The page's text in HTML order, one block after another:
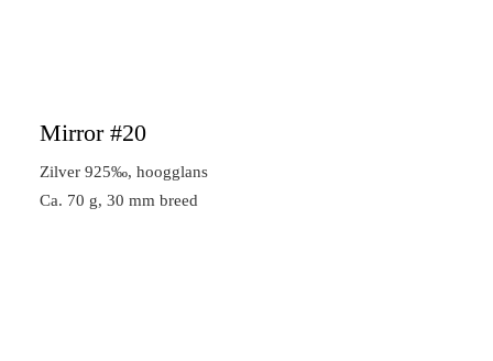
Mirror #20
Zilver 925‰, hoogglans
Ca. 70 g, 30 mm breed